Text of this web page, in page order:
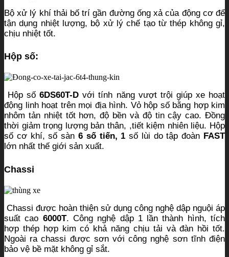
Bộ xử lý khí thải bố trí gần đường ống xả của động cơ để
tận dụng nhiệt lượng, bộ xử lý chế tạo từ thép không gỉ,
chịu nhiệt tốt.
Hộp số:
Hộp số6DS60T-D với tính năng vượt trội giúp xe hoạt
động linh hoạt trên mọi địa hình. Vỏ hộp số bằng hợp kim
nhôm tản nhiệt tốt hơn, độ bền và độ tin cậy cao. Đồng
thời giảm trọng lượng bản thân, ,tiết kiệm nhiên liệu. Hộp
số cơ khí, số sàn 6 số tiến, 1 số lùi do tập đoàn FAST
lớn nhất thế giới sản xuất.
Chassi
Chassi được hoàn thiện sử dụng công nghệ dập nguội áp
suất cao 6000T. Công nghệ dập 1 lần thành hình, tích
hợp thép hợp kim có khả năng chịu tải và đàn hồi tốt.
Ngoài ra chassi được sơn với công nghệ sơn tĩnh điện
bảo vệ bề mặt không gỉ sắt.